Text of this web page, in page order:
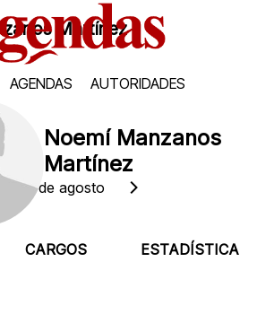
Martínez
AGENDAS AUTORIDADES
Noemí Manzanos
Martínez
CARGOS ESTADÍSTICA
7 de agosto